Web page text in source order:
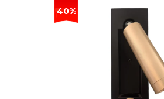
40%